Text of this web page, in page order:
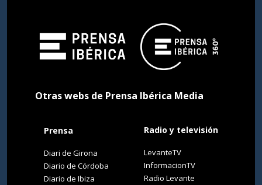
Otras webs de Prensa Ibérica Media
Prensa
Diari de Girona
Diario de Córdoba
Diario de Ibiza
Radio y televisión
LevanteTV
InformacionTV
Radio Levante